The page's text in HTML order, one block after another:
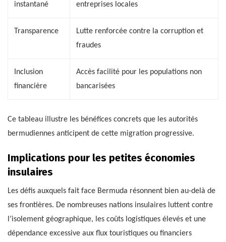
instantané
entreprises locales
Transparence
Lutte renforcée contre la corruption et
fraudes
Inclusion
financière
Accès facilité pour les populations non
bancarisées
Ce tableau illustre les bénéfices concrets que les autorités
bermudiennes anticipent de cette migration progressive.
Implications pour les petites économies
insulaires
Les défis auxquels fait face Bermuda résonnent bien au-delà de
ses frontières. De nombreuses nations insulaires luttent contre
l’isolement géographique, les coûts logistiques élevés et une
dépendance excessive aux flux touristiques ou financiers